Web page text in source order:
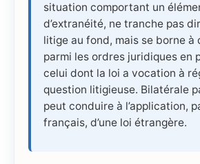
situation comportant un
d’extranéité, ne tranche pas
litige au fond, mais se borne à
parmi les ordres juridiques en
celui dont la loi a vocation à
question litigieuse. Bilatérale
peut conduire à l’application,
français, d’une loi étrangère.